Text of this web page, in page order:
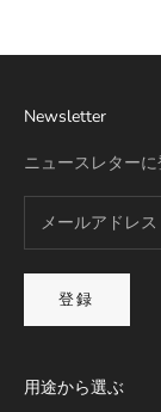
Newsletter
ニュースレター
登録
用途から選ぶ